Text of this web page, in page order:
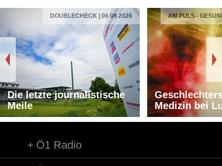
DOUBLECHECK | 06 08 2026
Die letzte journalistische
Meile
AM PULS -
Medizin bei
Ö1 Radio